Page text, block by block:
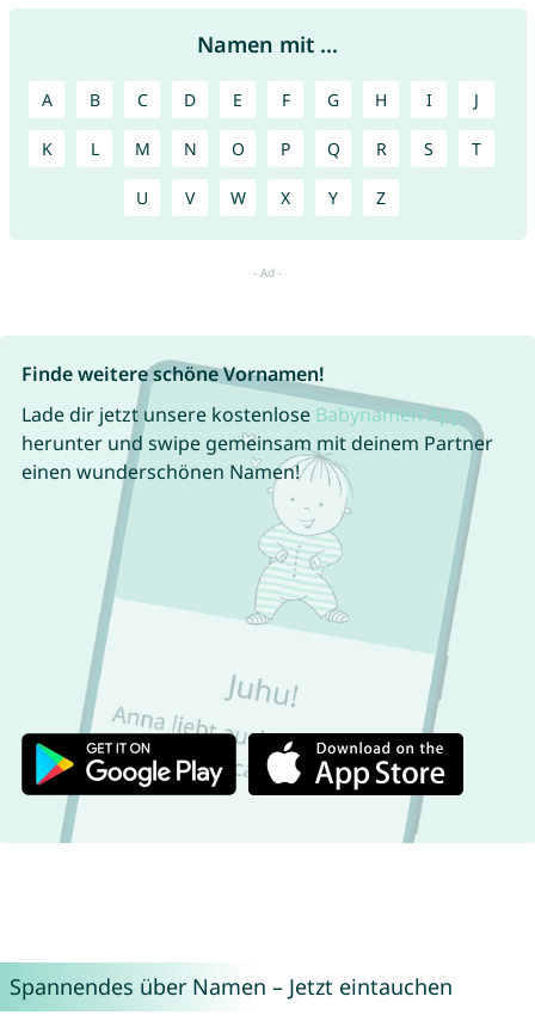
Namen mit ...
A B C D E F G H I J
K L M N O P Q R S T
U V W X Y Z
Finde weitere schöne Vornamen!
Lade dir jetzt unsere kostenlose Babynamen App
herunter und swipe gemeinsam mit deinem Partner
einen wunderschönen Namen!
Spannendes über Namen – Jetzt eintauchen